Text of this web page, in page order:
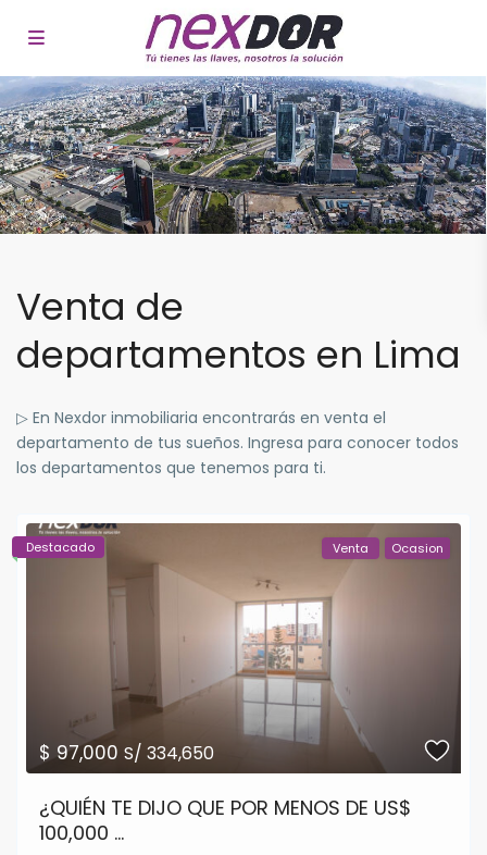
Venta de
departamentos en Lima
▷ En Nexdor inmobiliaria encontrarás en venta el
departamento de tus sueños. Ingresa para conocer todos
los departamentos que tenemos para ti.
$ 97,000S/ 334,650
Venta Ocasion
Destacado
¿QUIÉN TE DIJO QUE POR MENOS DE US$
100,000 ...